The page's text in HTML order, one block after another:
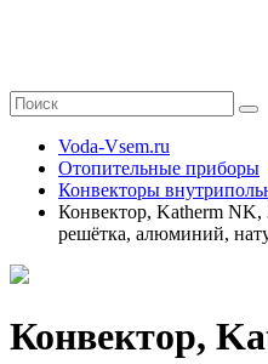
Voda-Vsem.ru
Отопительные приборы
Конвекторы
Конвектор, Katherm NK,
решётка, алюминий,
Конвектор,